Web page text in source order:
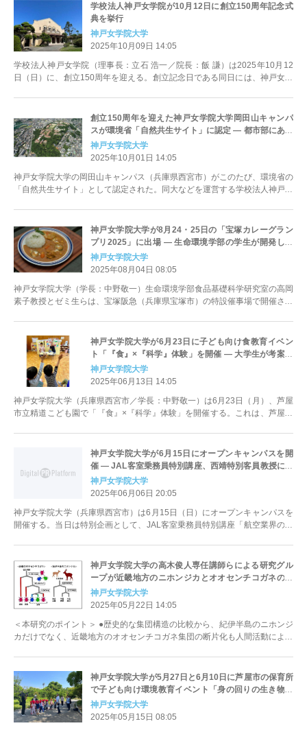
学校法人神戸女学院が10月12日に創立150周年記念式
典を挙行
神戸女学院大学
2025年10月09日 14:05
学校法人神戸女学院（理事長：立石 浩一／院長：飯 謙）は2025年10月12
日（日）に、創立150周年を迎える。創立記念日である同日には、神戸女学
創立150周年を迎えた神戸女学院大学岡田山キャンパ
スが環境省「自然共生サイト」に認定 ― 都市部にあり
ながらも希少な動植物が生息する貴重な緑地として高
く評価
神戸女学院大学
2025年10月01日 14:05
神戸女学院大学の岡田山キャンパス（兵庫県西宮市）がこのたび、環境省の
「自然共生サイト」として認定された。同大などを運営する学校法人神戸女
神戸女学院大学が8月24・25日の「宝塚カレーグラン
プリ2025」に出場 ― 生命環境学部の学生が開発した
「チキンティッカマサラカレー」を出品
神戸女学院大学
2025年08月04日 08:05
神戸女学院大学（学長：中野敬一）生命環境学部食品基礎科学研究室の高岡
素子教授とゼミ生らは、宝塚阪急（兵庫県宝塚市）の特設催事場で開催され
神戸女学院大学が6月23日に子ども向け食教育イベン
ト「『食』×『科学』体験」を開催 ― 大学生が考案し
たクイズと科学実験で、食を楽しく学ぶ
神戸女学院大学
2025年06月13日 14:05
神戸女学院大学（兵庫県西宮市／学長：中野敬一）は6月23日（月）、芦屋
市立精道こども園で「『食』×『科学』体験」を開催する。これは、芦屋市
神戸女学院大学が6月15日にオープンキャンパスを開
催 ― JAL客室乗務員特別講座、西靖特別客員教授によ
る特別講義、生命環境学科サイエンス体験の3つの特別
企画を用意
神戸女学院大学
2025年06月06日 20:05
神戸女学院大学（兵庫県西宮市）は6月15日（日）にオープンキャンパスを
開催する。当日は特別企画として、JAL客室乗務員特別講座「航空業界のお
神戸女学院大学の高木俊人専任講師らによる研究グル
ープが近畿地方のニホンジカとオオセンチコガネの集
団動態比較に基づく仮説を提唱 ― 奈良公園の宝石はシ
カ集団の孤立・断片化によって生まれた！？
神戸女学院大学
2025年05月22日 14:05
＜本研究のポイント＞ ●歴史的な集団構造の比較から、紀伊半島のニホンジ
カだけでなく、近畿地方のオオセンチコガネ集団の断片化も人間活動によっ
神戸女学院大学が5月27日と6月10日に芦屋市の保育所
で子ども向け環境教育イベント「身の回りの生き物図
鑑を作ろう！」を開催
神戸女学院大学
2025年05月15日 08:05